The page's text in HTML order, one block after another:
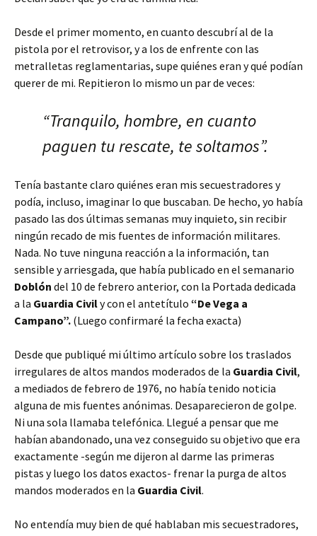
Desde el primer momento, en cuanto descubrí al de la
pistola por el retrovisor, y a los de enfrente con las
metralletas reglamentarias, supe quiénes eran y qué podían
querer de mi. Repitieron lo mismo un par de veces:
“Tranquilo, hombre, en cuanto
paguen tu rescate, te soltamos”.
Tenía bastante claro quiénes eran mis secuestradores y
podía, incluso, imaginar lo que buscaban. De hecho, yo había
pasado las dos últimas semanas muy inquieto, sin recibir
ningún recado de mis fuentes de información militares.
Nada. No tuve ninguna reacción a la información, tan
sensible y arriesgada, que había publicado en el semanario
Doblón del 10 de febrero anterior, con la Portada dedicada
a la Guardia Civily con el antetítulo “De Vega a
Campano”. (Luego confirmaré la fecha exacta)
Desde que publiqué mi último artículo sobre los traslados
irregulares de altos mandos moderados de la Guardia Civil,
a mediados de febrero de 1976, no había tenido noticia
alguna de mis fuentes anónimas. Desaparecieron de golpe.
Ni una sola llamaba telefónica. Llegué a pensar que me
habían abandonado, una vez conseguido su objetivo que era
exactamente -según me dijeron al darme las primeras
pistas y luego los datos exactos- frenar la purga de altos
mandos moderados en la Guardia Civil.
No entendía muy bien de qué hablaban mis secuestradores,